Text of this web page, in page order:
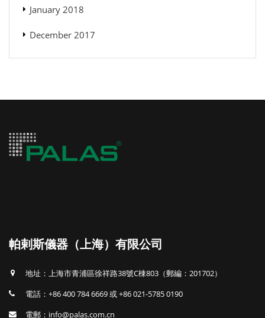
January 2018
December 2017
帕剌斯儀器（上海）有限公司
地址：上海市青浦區徐祥路38號C棟803（郵編：201702）
電話：+86 400 784 6669 或 +86 021-5785 0190
電郵：info@palas.com.cn